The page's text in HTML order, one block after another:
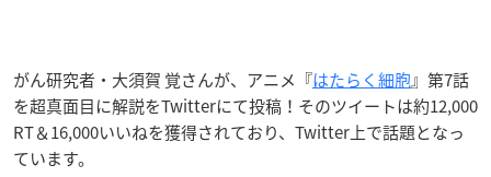
がん研究者・大須賀 覚さんが、アニメ『はたらく細胞』第7話
を超真面目に解説をTwitterにて投稿！そのツイートは約12,000
RT＆16,000いいねを獲得されており、Twitter上で話題となっ
ています。